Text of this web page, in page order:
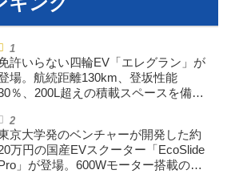
許いらない四輪EV「エレグラン」が
場。航続距離130km、登坂性能
％、200L超えの積載スペースを備え
京大学発のベンチャーが開発した約
万円の国産EVスクーター「EcoSlide
Pro」が登場。600Wモーター搭載のハ